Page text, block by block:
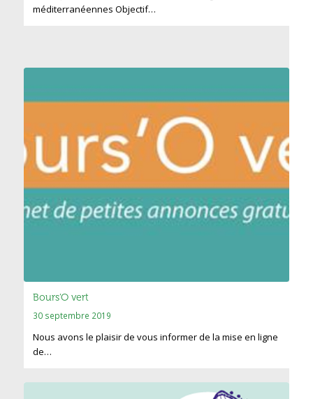
méditerranéennes Objectif…
Bours’O vert
30 septembre 2019
Nous avons le plaisir de vous informer de la mise en ligne
de…